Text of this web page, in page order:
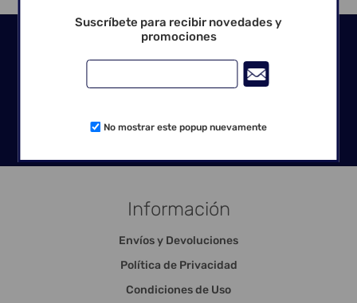
Seguinos en las redes
Información
Envíos y Devoluciones
Política de Privacidad
Condiciones de Uso
Suscríbete para recibir novedades y
promociones
No mostrar este popup nuevamente